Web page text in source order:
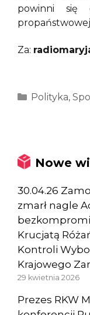
powinni się
Za:
Kategorie
Polityka,
Nowe
30.04.26
zmarł nagle
Krucjatą
Kontroli
Krajowego
29 kwietnia 2026
Prezes RKW